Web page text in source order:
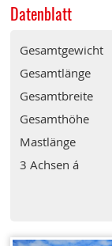
Datenblatt
Gesamtgewicht
Gesamtlänge
Gesamtbreite
Gesamthöhe
Mastlänge
3 Achsen á